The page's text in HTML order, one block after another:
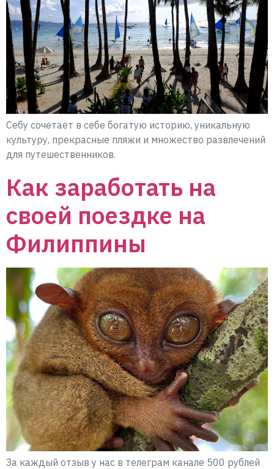
Себу сочетает в себе богатую историю, уникальную
культуру, прекрасные пляжи и множество развлечений
для путешественников.
Как заработать на
своей поездке на
Филиппины
За каждый отзыв у нас в телеграм канале 500 рублей